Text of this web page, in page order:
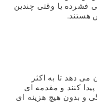
فشرده یا وقتی چندین
هستند.
می دهد تا به اکثر
کنند و مقدمه ای
و بدون هیچ هزینه ای